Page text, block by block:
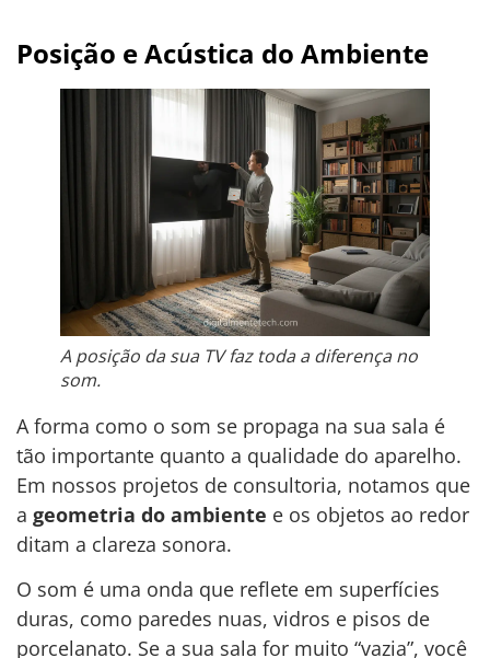
Posição e Acústica do Ambiente
A posição da sua TV faz toda a diferença no
som.
A forma como o som se propaga na sua sala é
tão importante quanto a qualidade do aparelho.
Em nossos projetos de consultoria, notamos que
a geometria do ambiente e os objetos ao redor
ditam a clareza sonora.
O som é uma onda que reflete em superfícies
duras, como paredes nuas, vidros e pisos de
porcelanato. Se a sua sala for muito “vazia”, você